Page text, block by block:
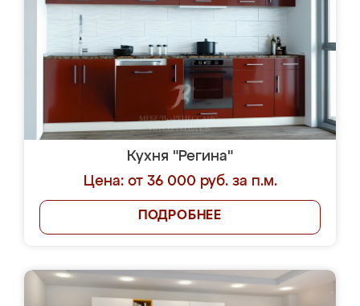
Кухня "Регина"
Цена: от 36 000 руб. за п.м.
ПОДРОБНЕЕ